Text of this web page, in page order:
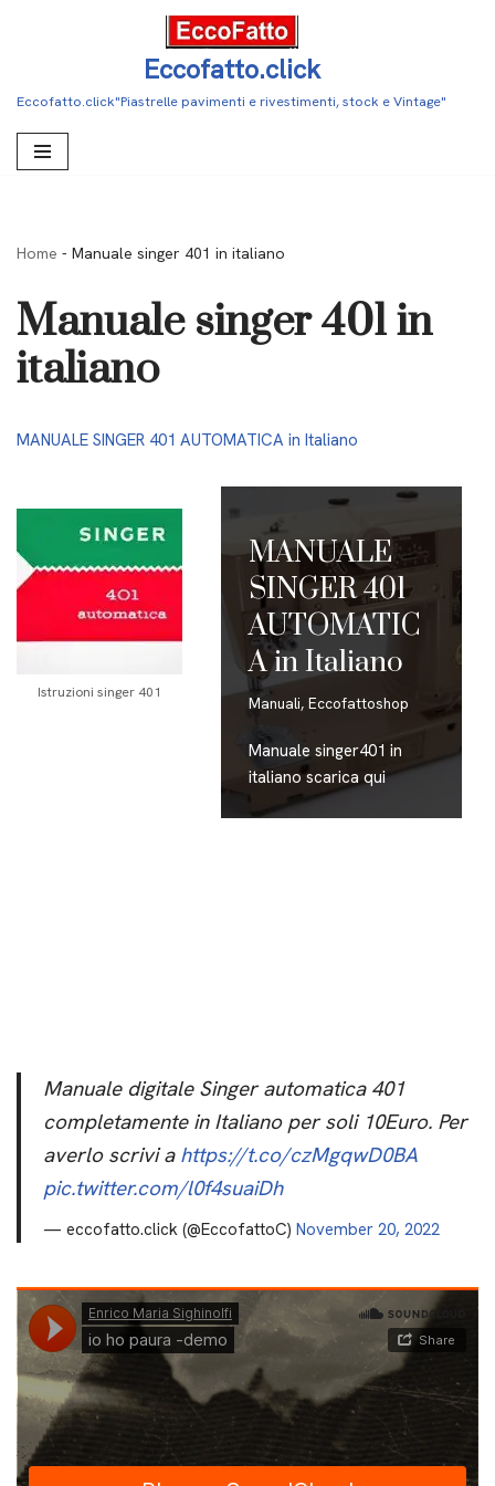
contenuto
Eccofatto.click
Eccofatto.click"Piastrelle pavimenti e rivestimenti, stock e Vintage"
Home - Manuale singer 401 in italiano
Manuale singer 401 in
italiano
MANUALE SINGER 401 AUTOMATICA in Italiano
Istruzioni singer 401
MANUALE
SINGER 401
AUTOMATIC
A in Italiano
Manuali, Eccofattoshop
Manuale singer401 in
italiano scarica qui
Manuale digitale Singer automatica 401
completamente in Italiano per soli 10Euro. Per
averlo scrivi a https://t.co/czMgqwD0BA
pic.twitter.com/l0f4suaiDh
— eccofatto.click (@EccofattoC) November 20, 2022